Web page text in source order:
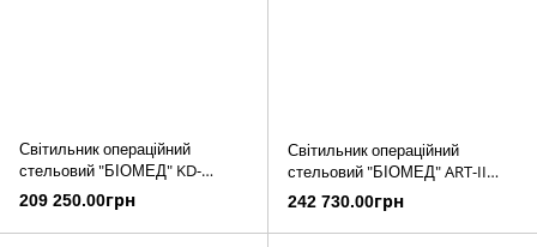
Світильник операційний
стельовий "БІОМЕД" KD-
2072D-2
209 250.00грн
Світильник операційний
стельовий "БІОМЕД" ART-II
500/500
242 730.00грн